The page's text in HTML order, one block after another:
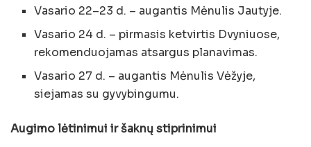
Vasario 22–23 d. – augantis Mėnulis Jautyje.
Vasario 24 d. – pirmasis ketvirtis Dvyniuose,
rekomenduojamas atsargus planavimas.
Vasario 27 d. – augantis Mėnulis Vėžyje,
siejamas su gyvybingumu.
Augimo lėtinimui ir šaknų stiprinimui